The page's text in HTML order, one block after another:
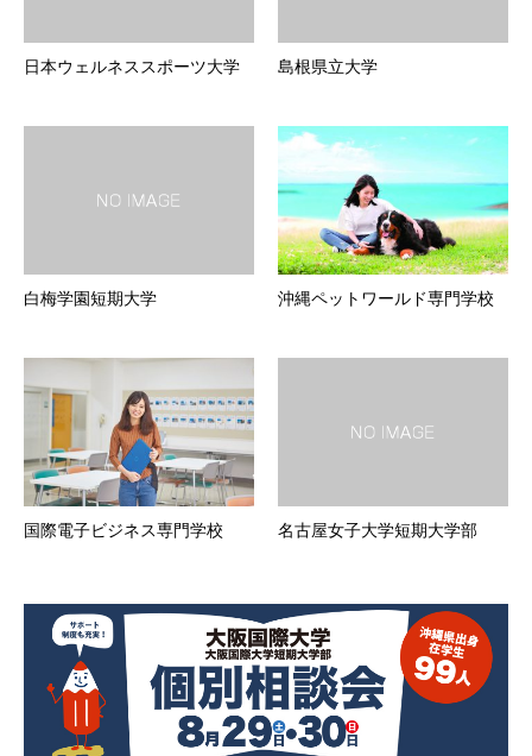
日本ウェルネススポーツ大学 島根県立大学
白梅学園短期大学 沖縄ペットワールド専門学校
国際電子ビジネス専門学校 名古屋女子大学短期大学部